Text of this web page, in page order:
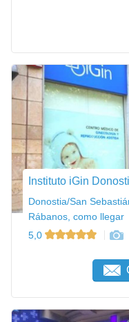
Instituto iGin
Donostia/San
Rábanos, como llegar
5,0